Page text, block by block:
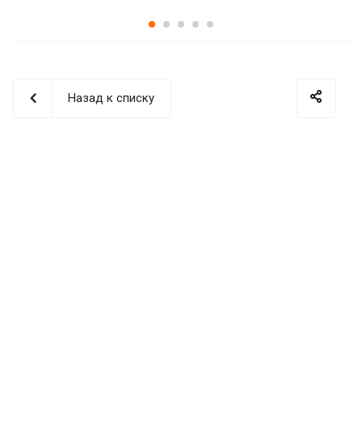
Назад к списку